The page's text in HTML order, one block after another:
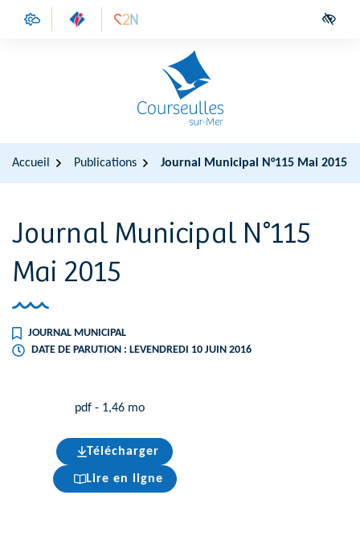
Gestion des traceurs
(ouverture dans un nouvel onglet)
(ouverture dans un nouvel onglet)
Accueil Publications Journal Municipal N°115 Mai 2015
Journal Municipal N°115
Mai 2015
JOURNAL MUNICIPAL
DATE DE PARUTION : LEVENDREDI 10 JUIN 2016
pdf - 1,46 mo
Télécharger
(ouverture dans un nouvel onglet)
Lire en ligne